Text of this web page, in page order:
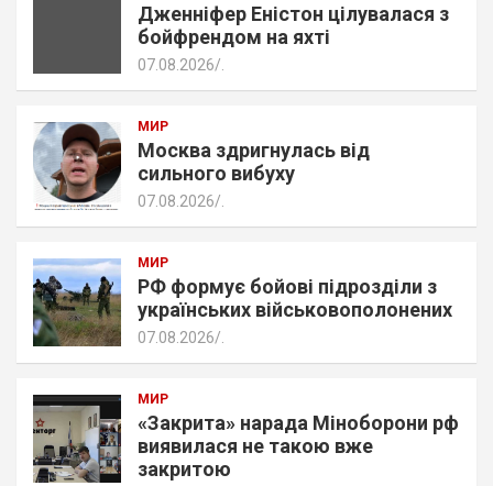
Дженніфер Еністон цілувалася з
бойфрендом на яхті
07.08.2026
МИР
Москва здригнулась від
сильного вибуху
07.08.2026
МИР
РФ формує бойові підрозділи з
українських військовополонених
07.08.2026
МИР
«Закрита» нарада Міноборони рф
виявилася не такою вже
закритою